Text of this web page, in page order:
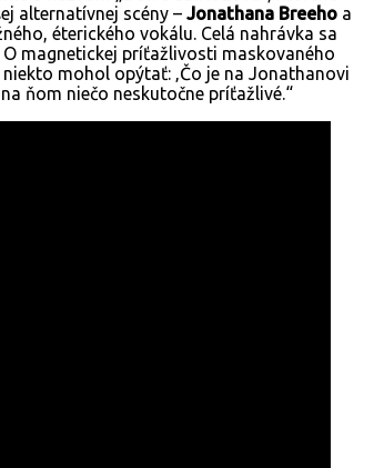
alternatívnej scény – Jonathana Breeho a
éterického vokálu. Celá nahrávka sa
magnetickej príťažlivosti maskovaného
niekto mohol opýtať: ‚Čo je na Jonathanovi
ňom niečo neskutočne príťažlivé.“